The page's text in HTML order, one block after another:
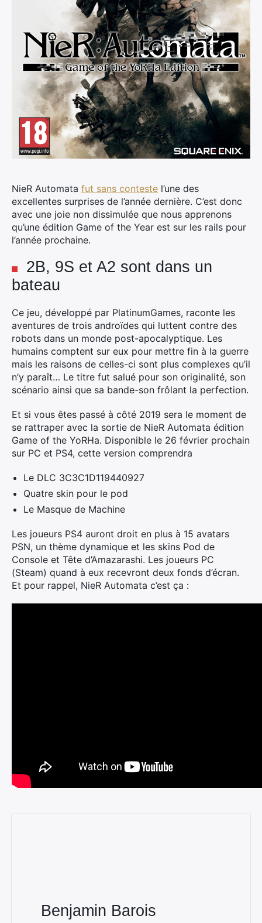
NieR Automata fut sans conteste l’une des
excellentes surprises de l’année dernière. C’est donc
avec une joie non dissimulée que nous apprenons
qu’une édition Game of the Year est sur les rails pour
l’année prochaine.
2B, 9S et A2 sont dans un
bateau
Ce jeu, développé par PlatinumGames, raconte les
aventures de trois androïdes qui luttent contre des
robots dans un monde post-apocalyptique. Les
humains comptent sur eux pour mettre fin à la guerre
mais les raisons de celles-ci sont plus complexes qu’il
n’y paraît… Le titre fut salué pour son originalité, son
scénario ainsi que sa bande-son frôlant la perfection.
Et si vous êtes passé à côté 2019 sera le moment de
se rattraper avec la sortie de NieR Automata édition
Game of the YoRHa. Disponible le 26 février prochain
sur PC et PS4, cette version comprendra
Le DLC 3C3C1D119440927
Quatre skin pour le pod
Le Masque de Machine
Les joueurs PS4 auront droit en plus à 15 avatars
PSN, un thème dynamique et les skins Pod de
Console et Tête d’Amazarashi. Les joueurs PC
(Steam) quand à eux recevront deux fonds d’écran.
Et pour rappel, NieR Automata c’est ça :
Benjamin Barois